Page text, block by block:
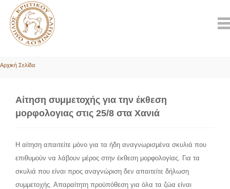
Αρχική Σελίδα
Αίτηση συμμετοχής για την έκθεση
μορφολογιας στις 25/8 στα Χανιά
Η αίτηση απαιτείτε μόνο για τα ήδη αναγνωρισμένα σκυλιά που
επιθυμούν να λάβουν μέρος στην έκθεση μορφολογίας. Για τα
σκυλιά που είναι προς αναγνώριση δεν απαιτείτε δήλωση
συμμετοχής. Απαραίτητη προϋπόθεση για όλα τα ζώα είναι